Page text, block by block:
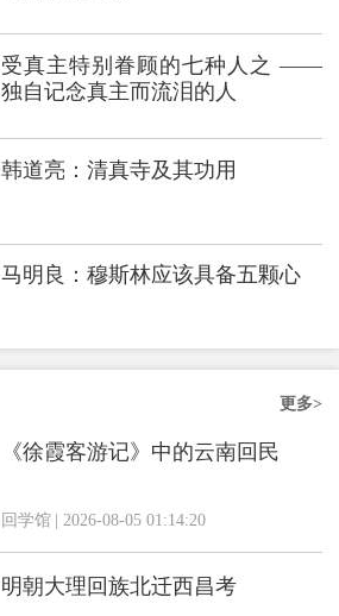
受真主特别眷顾的七种人之 ——
独自记念真主而流泪的人
韩道亮：清真寺及其功用
马明良：穆斯林应该具备五颗心
更多>
《徐霞客游记》中的云南回民
回学馆 | 2026-08-05 01:14:20
明朝大理回族北迁西昌考